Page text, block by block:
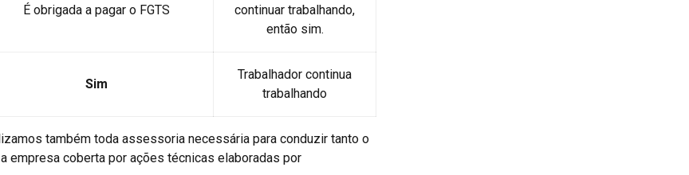
É obrigada a pagar o FGTS
continuar trabalhando,
então sim.
Sim
Trabalhador continua
trabalhando
também toda assessoria necessária para conduzir tanto o
empresa coberta por ações técnicas elaboradas por